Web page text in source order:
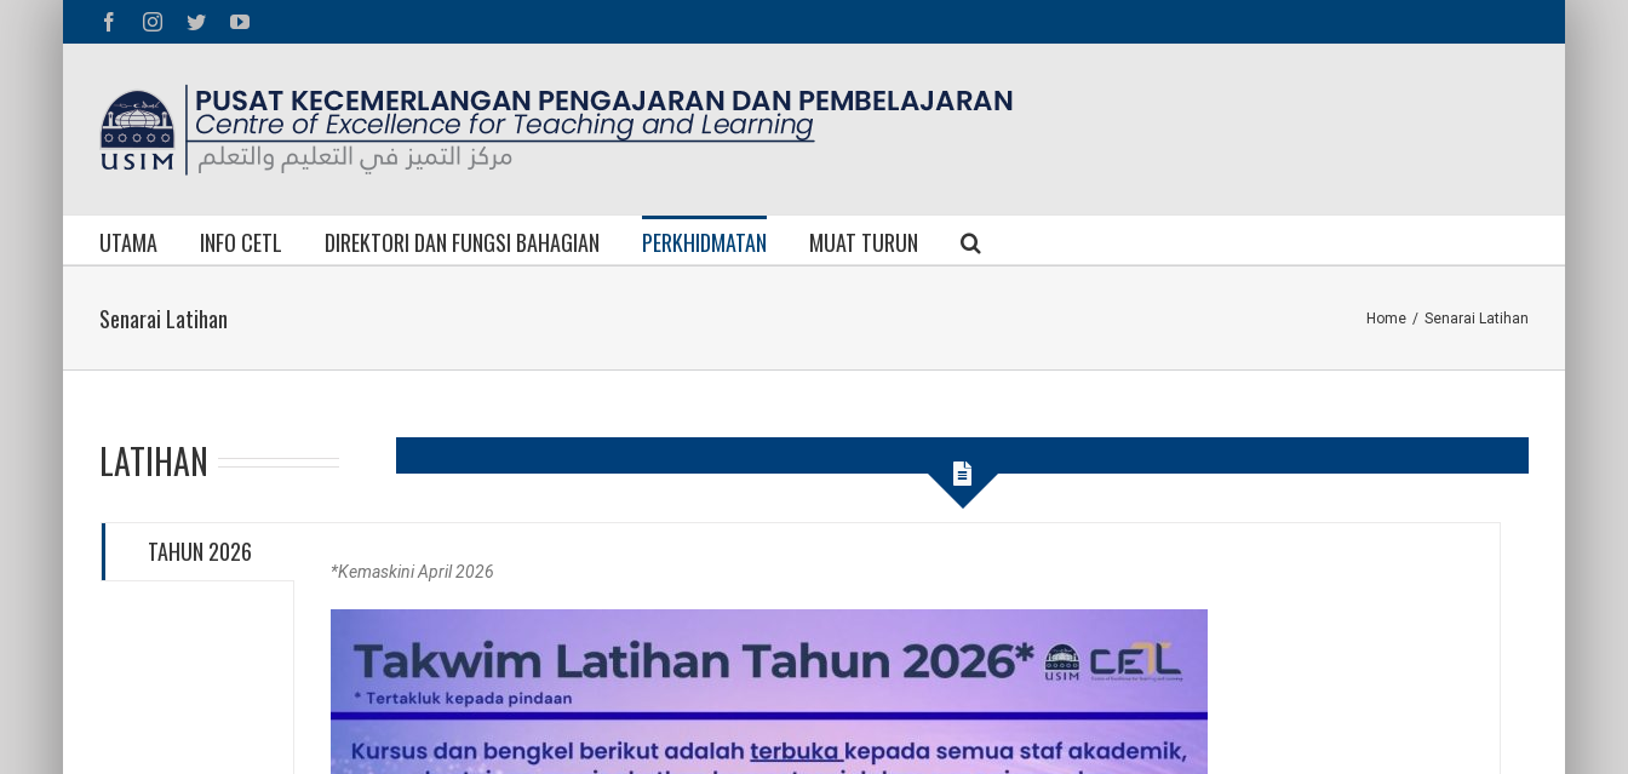
FacebookInstagram
TwitterYouTube
UTAMA INFO CETL DIREKTORI DAN FUNGSI BAHAGIAN PERKHIDMATAN MUAT TURUN
Senarai Latihan Home / Senarai Latihan
LATIHAN
TAHUN 2026
*Kemaskini April 2026